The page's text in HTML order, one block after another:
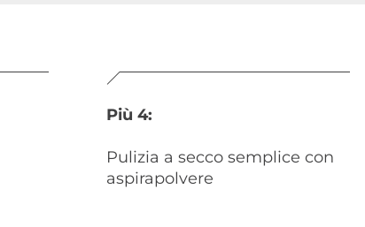
Più 4:
Pulizia a secco semplice con
aspirapolvere